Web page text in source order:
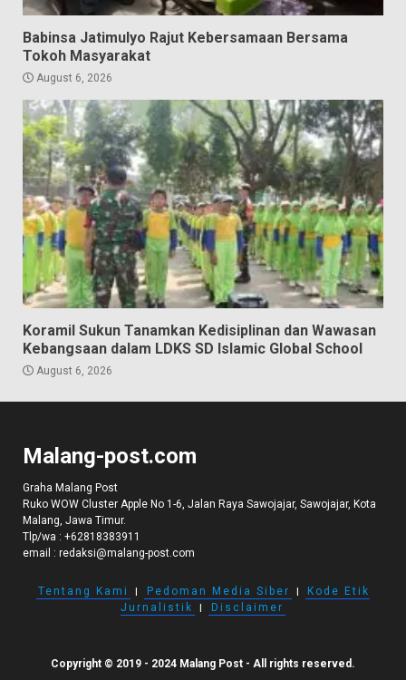
Babinsa Jatimulyo Rajut Kebersamaan Bersama
Tokoh Masyarakat
August 6, 2026
Koramil Sukun Tanamkan Kedisiplinan dan Wawasan
Kebangsaan dalam LDKS SD Islamic Global School
August 6, 2026
Malang-post.com
Graha Malang Post
Ruko WOW Cluster Apple No 1-6, Jalan Raya Sawojajar, Sawojajar, Kota
Malang, Jawa Timur.
Tlp/wa : +62818383911
email : redaksi@malang-post.com
Tentang Kami I Pedoman Media Siber I
Kode Etik
Jurnalistik
I Disclaimer
Copyright © 2019 - 2024 Malang Post - All rights reserved.